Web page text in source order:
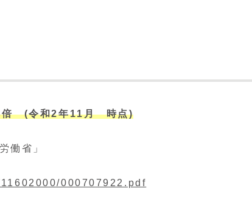
倍 (令和2年11月 時点)
働省」
000707922.pdf